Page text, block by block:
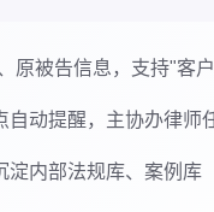
原被告信息，支持"客
自动提醒，主协办律师
淀内部法规库、案例库